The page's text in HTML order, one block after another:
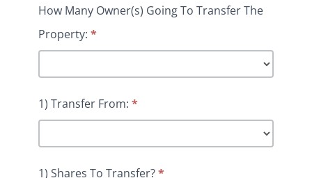
How Many Owner(s) Going To Transfer The
Property: *
1) Transfer From: *
1) Shares To Transfer?*